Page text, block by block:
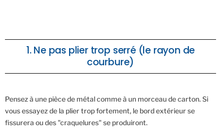
1. Ne pas plier trop serré (le rayon de
courbure)
Pensez à une pièce de métal comme à un morceau de carton. Si
vous essayez de la plier trop fortement, le bord extérieur se
fissurera ou des "craquelures" se produiront.